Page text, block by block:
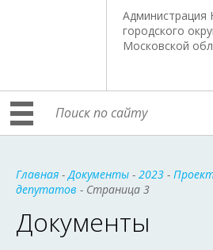
Администрация
городского
Московской
Главная -Документы - 2023 -
депутатов - Страница 3
Документы